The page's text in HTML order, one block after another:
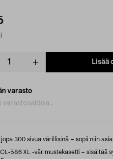
Lisää
varasto
varastosaldoa...
jopa 300 sivua värillisinä – sopii niin
586 XL -värimustekasetti – sisältää